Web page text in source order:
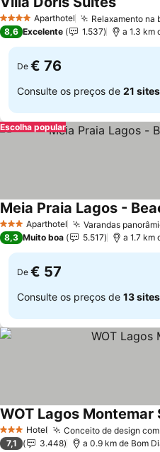
4 EstrelasAparthotel Relaxamento na
8,6 Excelente 1.537 a 1.3 km
De € 76
Consulte os preços de 21 sites
Escolha popular
3 EstrelasAparthotel Varandas
Meia Praia Lagos -
8,3 Muito boa 5.517 a 1.7 km
De € 57
Consulte os preços de 13 sites
3 EstrelasHotel Conceito de design
WOT Lagos Montemar
7,1 3.448 a 0.9 km de Bom